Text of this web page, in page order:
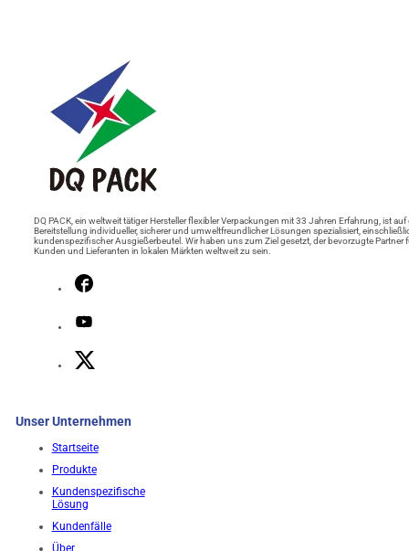
DQ PACK, ein weltweit tätiger Hersteller flexibler Verpackungen mit 33 Jahren Erfahrung, ist auf
Bereitstellung individueller, sicherer und umweltfreundlicher Lösungen spezialisiert,
kundenspezifischer Ausgießerbeutel. Wir haben uns zum Ziel gesetzt, der bevorzugte Partner
Kunden und Lieferanten in lokalen Märkten weltweit zu sein.
Unser Unternehmen
Startseite
Produkte
Kundenspezifische
Lösung
Kundenfälle
Über